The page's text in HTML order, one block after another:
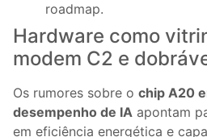
roadmap.
Hardware como
modem C2 e
Os rumores sobre o chip A20
desempenho de IA apontam
em eficiência energética e